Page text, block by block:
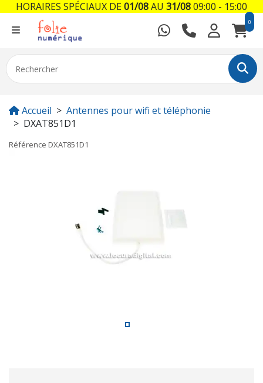
0
Accueil
Antennes pour wifi et téléphonie
DXAT851D1
Référence DXAT851D1
HORAIRES SPÉCIAUX DE01/08AU 31/0809:00 - 15:00